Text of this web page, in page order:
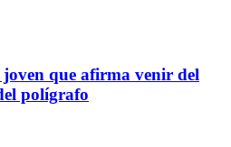
joven que afirma venir del
polígrafo